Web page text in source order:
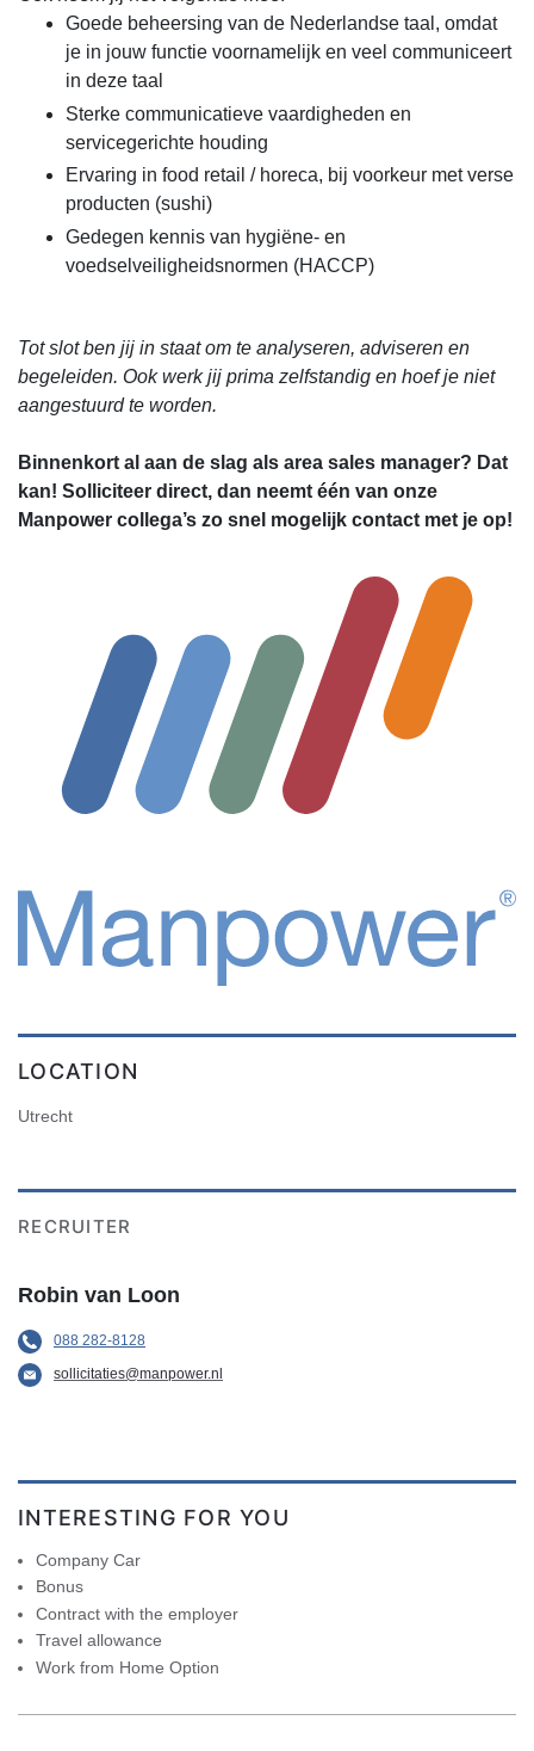
Goede beheersing van de Nederlandse taal, omdat
je in jouw functie voornamelijk en veel communiceert
in deze taal
Sterke communicatieve vaardigheden en
servicegerichte houding
Ervaring in food retail / horeca, bij voorkeur met verse
producten (sushi)
Gedegen kennis van hygiëne- en
voedselveiligheidsnormen (HACCP)
Tot slot ben jij in staat om te analyseren, adviseren en
begeleiden. Ook werk jij prima zelfstandig en hoef je niet
aangestuurd te worden.
Binnenkort al aan de slag als area sales manager? Dat
kan! Solliciteer direct, dan neemt één van onze
Manpower collega’s zo snel mogelijk contact met je op!
LOCATION
Utrecht
RECRUITER
Robin van Loon
088 282-8128
sollicitaties@manpower.nl
INTERESTING FOR YOU
Company Car
Bonus
Contract with the employer
Travel allowance
Work from Home Option